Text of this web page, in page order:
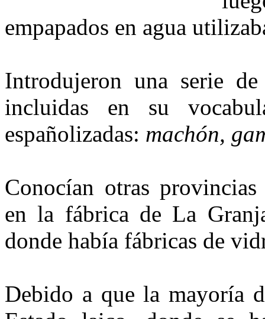
empapados en agua
Introdujeron una serie
incluidas en su
españolizadas: machón,
Conocían otras
en la fábrica de La
donde había fábricas de
Debido a que la mayoría